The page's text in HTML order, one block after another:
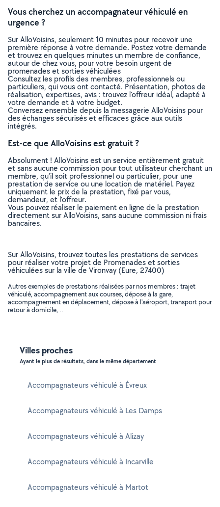
Vous cherchez un accompagnateur véhiculé en
urgence ?
Sur AlloVoisins, seulement 10 minutes pour recevoir une
première réponse à votre demande. Postez votre demande
et trouvez en quelques minutes un membre de confiance,
autour de chez vous, pour votre besoin urgent de
promenades et sorties véhiculées
Consultez les profils des membres, professionnels ou
particuliers, qui vous ont contacté. Présentation, photos de
réalisation, expertises, avis : trouvez l'offreur idéal, adapté à
votre demande et à votre budget.
Conversez ensemble depuis la messagerie AlloVoisins pour
des échanges sécurisés et efficaces grâce aux outils
intégrés.
Est-ce que AlloVoisins est gratuit ?
Absolument ! AlloVoisins est un service entièrement gratuit
et sans aucune commission pour tout utilisateur cherchant un
membre, qu’il soit professionnel ou particulier, pour une
prestation de service ou une location de matériel. Payez
uniquement le prix de la prestation, fixé par vous,
demandeur, et l’offreur.
Vous pouvez réaliser le paiement en ligne de la prestation
directement sur AlloVoisins, sans aucune commission ni frais
bancaires.
Sur AlloVoisins, trouvez toutes les prestations de services
pour réaliser votre projet de Promenades et sorties
véhiculées sur la ville de Vironvay (Eure, 27400)
Autres exemples de prestations réalisées par nos membres : trajet
véhiculé, accompagnement aux courses, dépose à la gare,
accompagnement en déplacement, dépose à l'aéroport, transport pour
retour à domicile, ..
Villes proches
Ayant le plus de résultats, dans le même département
Accompagnateurs véhiculé à Évreux
Accompagnateurs véhiculé à Les Damps
Accompagnateurs véhiculé à Alizay
Accompagnateurs véhiculé à Incarville
Accompagnateurs véhiculé à Martot